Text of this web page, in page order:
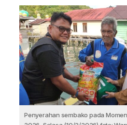
Penyerahan sembako pada